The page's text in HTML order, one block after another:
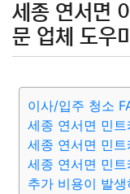
세종 연서면
문 업체 도우
이사/입주 청소
세종 연서면 민
세종 연서면 민
세종 연서면 민
추가 비용이 발